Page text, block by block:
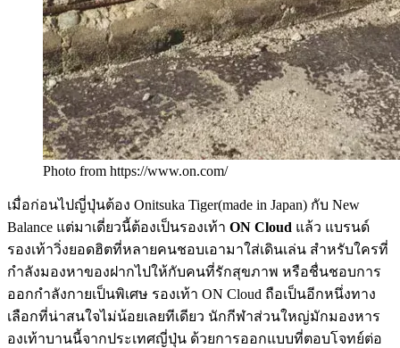
Photo from https://www.on.com/
เมื่อก่อนไปญี่ปุ่นต้อง Onitsuka Tiger(made in Japan) กับ New
Balance แต่มาเดี่ยวนี้ต้องเป็นรองเท้า ON Cloud แล้ว แบรนด์
รองเท้าวิ่งยอดฮิตที่หลายคนชอบเอามาใส่เดินเล่น สำหรับใครที่
กำลังมองหาของฝากไปให้กับคนที่รักสุขภาพ หรือชื่นชอบการ
ออกกำลังกายเป็นพิเศษ รองเท้า ON Cloud ถือเป็นอีกหนึ่งทาง
เลือกที่น่าสนใจไม่น้อยเลยทีเดียว นักกีฬาส่วนใหญ่มักมองหาร
องเท้าบานนี้จากประเทศญี่ปุ่น ด้วยการออกแบบที่ตอบโจทย์ต่อ